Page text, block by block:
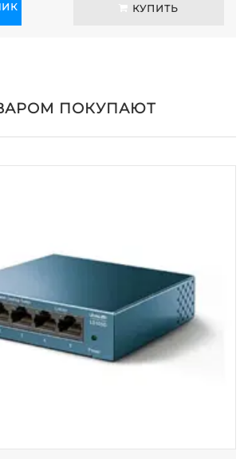
КУПИТЬ
ПОКУПАЮТ